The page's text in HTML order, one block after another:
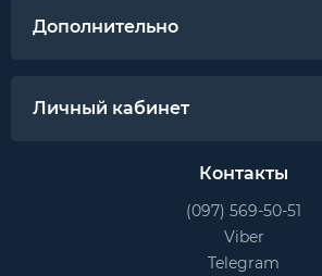
Дополнительно
Личный кабинет
Контакты
(097) 569-50-51
Viber
Telegram